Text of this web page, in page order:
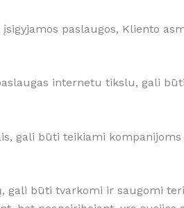
paslaugos, Kliento
internetu tikslu, gali
gali būti teikiami kompanijoms
gali būti tvarkomi ir saugomi